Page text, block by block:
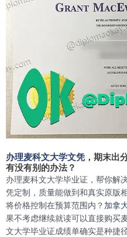
办理麦科文大学文凭 ，期末出
有没有别的办法？
办理麦科文大学毕业证，帮你解
凭定制，质量能做到和真实原版
将价格控制在预算范围内？ 加拿
果不考虑继续就读可以直接购买
文大学毕业证成绩单确实是种捷